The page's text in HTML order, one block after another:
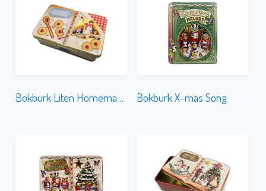
Bokburk Liten Homemade Cookies Bokburk X-mas Song